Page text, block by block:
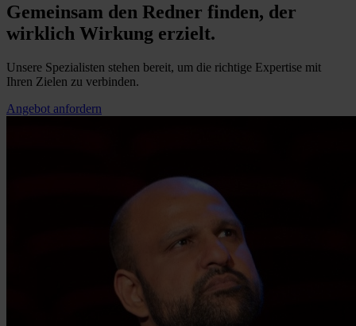
Gemeinsam den Redner finden, der
wirklich Wirkung erzielt.
Unsere Spezialisten stehen bereit, um die richtige Expertise mit
Ihren Zielen zu verbinden.
Angebot anfordern